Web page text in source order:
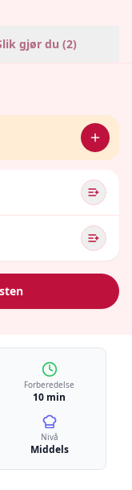
gjør du (2)
Forberedelse
10 min
Nivå
Middels